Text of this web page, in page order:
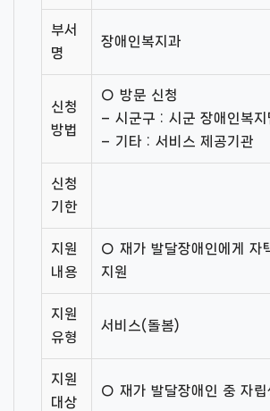
부서
명
장애인복지과
신청
방법
○ 방문 신청
– 시군구 : 시군 장애인복지
– 기타 : 서비스 제공기관
신청
기한
지원
내용
○ 재가 발달장애인에게 자
지원
지원
유형
서비스(돌봄)
지원
대상
○ 재가 발달장애인 중 자립